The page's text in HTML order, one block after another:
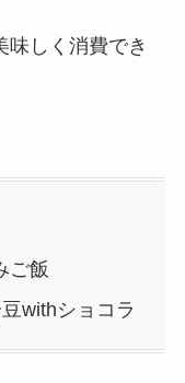
味しく消費でき
ご飯
withショコラ